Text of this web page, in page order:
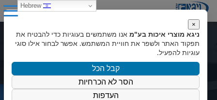
קטלוג מוצרים
×
ניגא מוצרי איכות בע"מ אנו משתמשים בעוגיות כדי להבטיח את
תפקוד האתר ולשפר את חוויית המשתמש. אפשר לבחור אילו סוגי
עוגיות להפעיל.
קבל הכל
הסר לא הכרחיות
העדפות
Hebrew